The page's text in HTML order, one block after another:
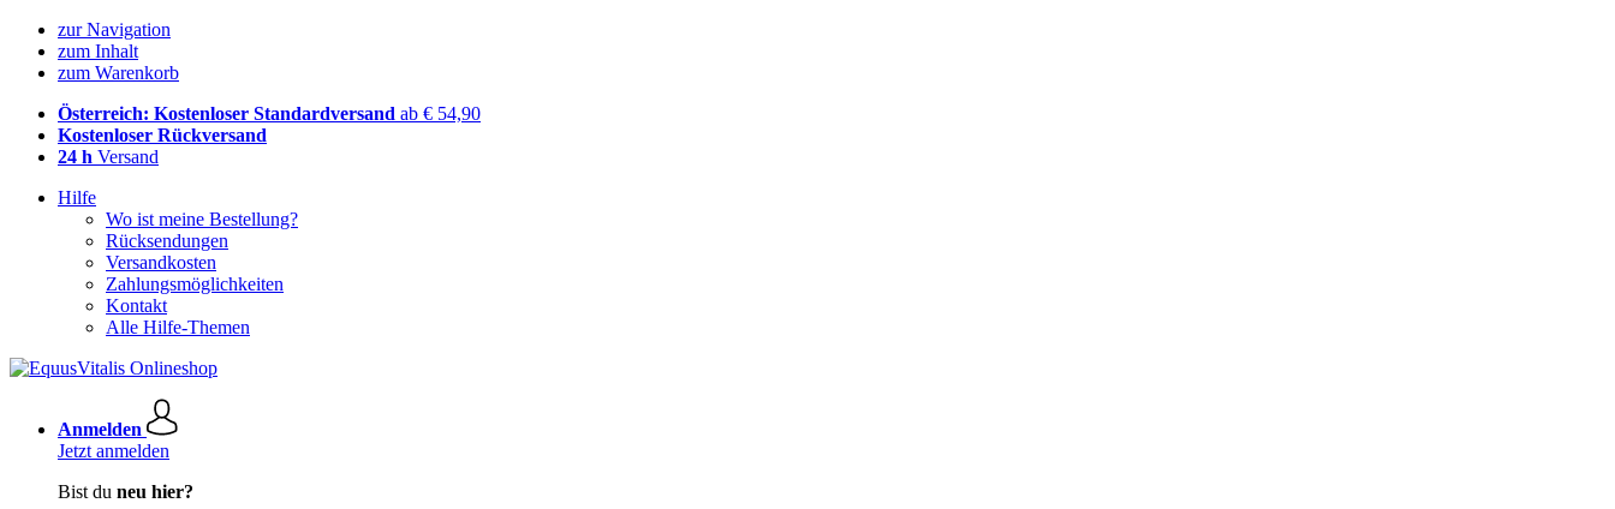
zur Navigation
zum Inhalt
zum Warenkorb
Österreich: Kostenloser Standardversand ab € 54,90
Kostenloser Rückversand
24 h Versand
Hilfe
Wo ist meine Bestellung?
Rücksendungen
Versandkosten
Zahlungsmöglichkeiten
Kontakt
Alle Hilfe-Themen
Anmelden
Jetzt anmelden
Bist du neu hier?